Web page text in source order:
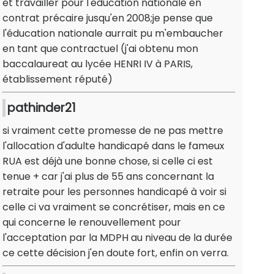
contrat précaire jusqu'en 2008;je pense que
l'éducation nationale aurrait pu m'embaucher
en tant que contractuel (j'ai obtenu mon
baccalaureat au lycée HENRI IV à PARIS,
établissement réputé)
pathinder21
si vraiment cette promesse de ne pas mettre
l'allocation d'adulte handicapé dans le fameux
RUA est déjà une bonne chose, si celle ci est
tenue + car j'ai plus de 55 ans concernant la
retraite pour les personnes handicapé à voir si
celle ci va vraiment se concrétiser, mais en ce
qui concerne le renouvellement pour
l'acceptation par la MDPH au niveau de la durée
ce cette décision j'en doute fort, enfin on verra.